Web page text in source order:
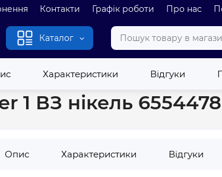
Контакти Графік роботи Про нас
Каталог
Характеристики Відгуки
з'єднання Кутник Reiger 1 ВЗ нікель 6554478
1 ВЗ нікель 6554478
Опис Характеристики Відгуки